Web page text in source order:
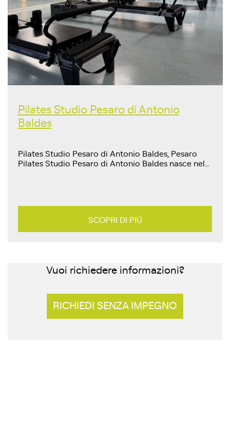
Pilates Studio Pesaro di Antonio
Baldes
Pilates Studio Pesaro di Antonio Baldes, Pesaro
Pilates Studio Pesaro di Antonio Baldes nasce nel…
SCOPRI DI PIÙ
Vuoi richiedere informazioni?
RICHIEDI SENZA IMPEGNO